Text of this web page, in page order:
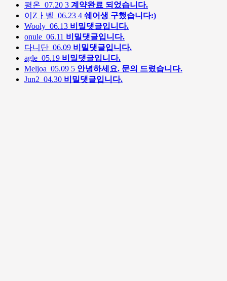
평온 07.20 3 계약완료 되었습니다.
이Zㅏ벨 06.23 4 쉐어생 구했습니다:)
Wooly 06.13 비밀댓글입니다.
onule 06.11 비밀댓글입니다.
다니단 06.09 비밀댓글입니다.
agle 05.19 비밀댓글입니다.
Meljoa 05.09 5 안녕하세요. 문의 드렸습니다.
Jun2 04.30 비밀댓글입니다.